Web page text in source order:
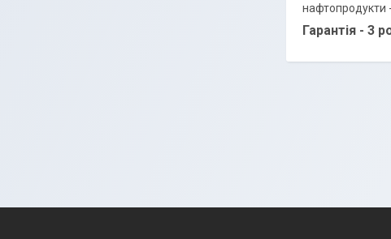
нафтопродукти -
Гарантія - 3